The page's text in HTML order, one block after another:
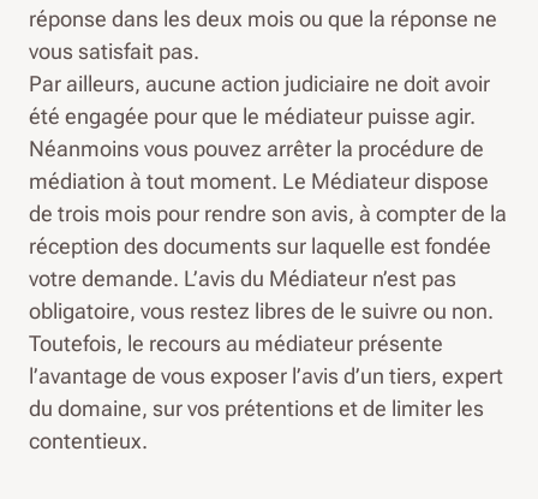
réponse dans les deux mois ou que la réponse ne
vous satisfait pas.
Par ailleurs, aucune action judiciaire ne doit avoir
été engagée pour que le médiateur puisse agir.
Néanmoins vous pouvez arrêter la procédure de
médiation à tout moment. Le Médiateur dispose
de trois mois pour rendre son avis, à compter de la
réception des documents sur laquelle est fondée
votre demande. L’avis du Médiateur n’est pas
obligatoire, vous restez libres de le suivre ou non.
Toutefois, le recours au médiateur présente
l’avantage de vous exposer l’avis d’un tiers, expert
du domaine, sur vos prétentions et de limiter les
contentieux.